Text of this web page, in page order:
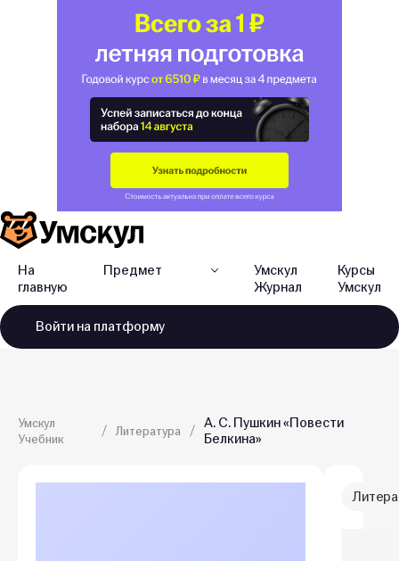
На
главную
Предмет
Умскул
Журнал
Курсы
Умскул
Войти на платформу
Умскул
Учебник
Литература
А. С. Пушкин «Повести
Белкина»